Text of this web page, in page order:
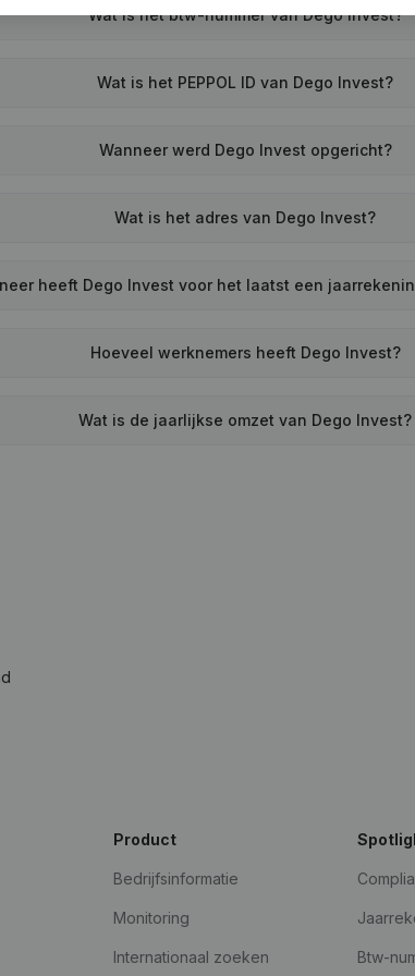
Wat is het btw-nummer van Dego Invest?
Wat is het PEPPOL ID van Dego Invest?
Wanneer werd Dego Invest opgericht?
Wat is het adres van Dego Invest?
heeft Dego Invest voor het laatst een
Hoeveel werknemers heeft Dego Invest?
Wat is de jaarlijkse omzet van Dego Invest?
Product
Bedrijfsinformatie
Monitoring
Internationaal zoeken Btw-